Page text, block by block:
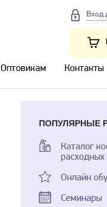
Вход
Оптовикам Контакты
ПОПУЛЯРНЫЕ
Каталог
расходных
Онлайн
Семинары